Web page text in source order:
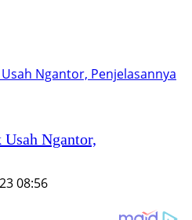
Usah Ngantor,
08:56